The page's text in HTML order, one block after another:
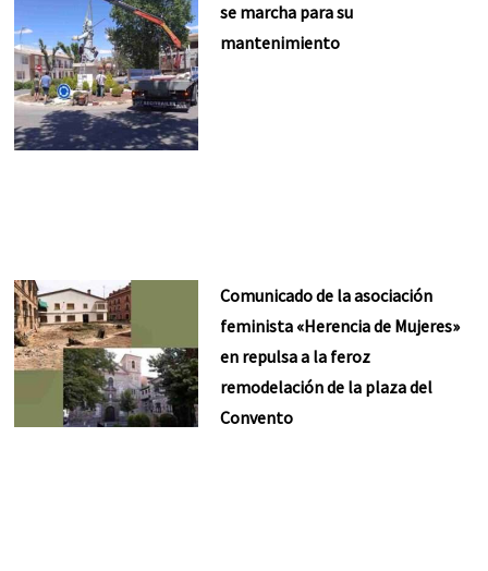
se marcha para su
mantenimiento
Comunicado de la asociación
feminista «Herencia de Mujeres»
en repulsa a la feroz
remodelación de la plaza del
Convento